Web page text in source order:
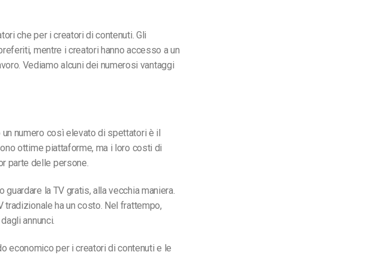
che per i creatori di contenuti. Gli
mentre i creatori hanno accesso a un
Vediamo alcuni dei numerosi vantaggi
numero così elevato di spettatori è il
ottime piattaforme, ma i loro costi di
parte delle persone.
la TV gratis, alla vecchia maniera.
tradizionale ha un costo. Nel frattempo,
annunci.
economico per i creatori di contenuti e le